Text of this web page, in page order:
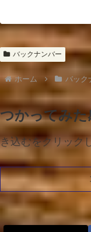
バックナンバー
ホーム バック
つかってみた
き込むをクリック